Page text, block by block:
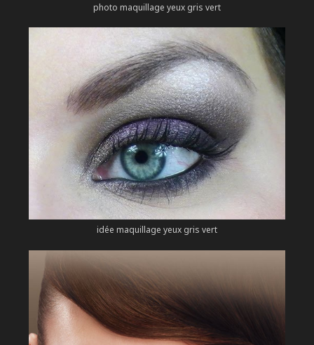
photo maquillage yeux gris vert
idée maquillage yeux gris vert